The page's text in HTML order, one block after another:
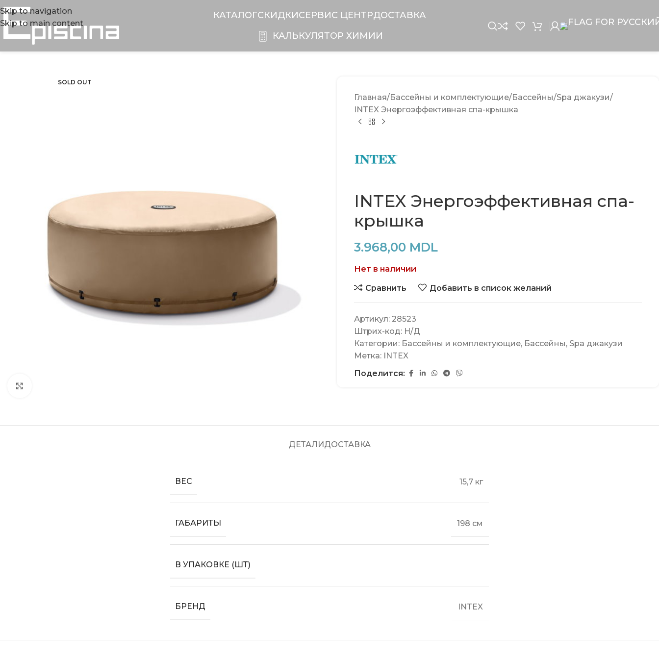
Skip to navigation
Skip to main content
КАТАЛОГСКИДКИCЕРВИС ЦЕНТРДОСТАВКА
КАЛЬКУЛЯТОР ХИМИИ
SOLD OUT
Главная Бассейны и комплектующие Бассейны Spa джакузи
INTEX Энергоэффективная спа-крышка
INTEX Энергоэффективная спа-
крышка
3.968,00 MDL
Нет в наличии
Сравнить Добавить в список желаний
Артикул: 28523
Штрих-код: Н/Д
Категории: Бассейны и комплектующие, Бассейны, Spa джакузи
Метка: INTEX
Поделится:
ДЕТАЛИДОСТАВКА
ВЕС 15,7 кг
ГАБАРИТЫ 198 см
В УПАКОВКЕ (ШТ)
БРЕНД INTEX